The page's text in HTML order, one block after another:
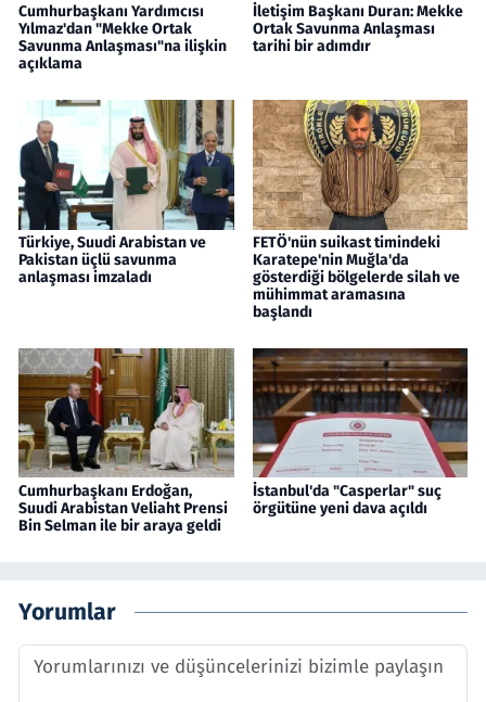
Cumhurbaşkanı Yardımcısı
Yılmaz'dan "Mekke Ortak
Savunma Anlaşması"na ilişkin
açıklama
İletişim Başkanı Duran: Mekke
Ortak Savunma Anlaşması
tarihi bir adımdır
Türkiye, Suudi Arabistan ve
Pakistan üçlü savunma
anlaşması imzaladı
FETÖ'nün suikast timindeki
Karatepe'nin Muğla'da
gösterdiği bölgelerde silah ve
mühimmat aramasına
başlandı
Cumhurbaşkanı Erdoğan,
Suudi Arabistan Veliaht Prensi
Bin Selman ile bir araya geldi
İstanbul'da "Casperlar" suç
örgütüne yeni dava açıldı
Yorumlar